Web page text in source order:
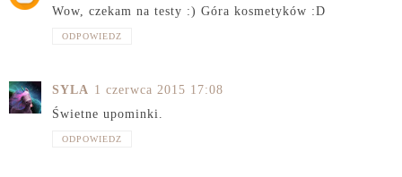
Wow, czekam na testy :) Góra kosmetyków :D
ODPOWIEDZ
SYLA 1 czerwca 2015 17:08
Świetne upominki.
ODPOWIEDZ